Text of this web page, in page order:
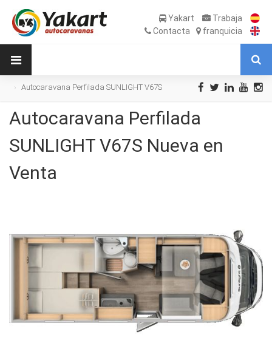
Yakart
Trabaja
Contacta
franquicia
Autocaravana Perfilada SUNLIGHT V67S
Autocaravana Perfilada
SUNLIGHT V67S Nueva en
Venta